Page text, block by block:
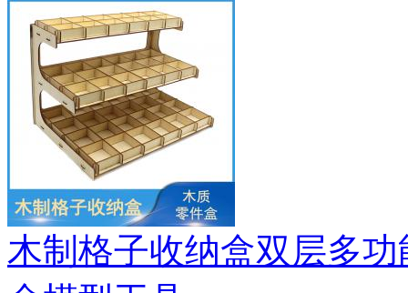
木制格子收纳盒双层多